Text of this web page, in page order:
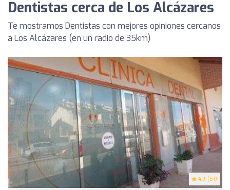
Dentistas cerca de Los Alcázares
Te mostramos Dentistas con mejores opiniones cercanos
a Los Alcázares (en un radio de 35km)
4.7 (51)